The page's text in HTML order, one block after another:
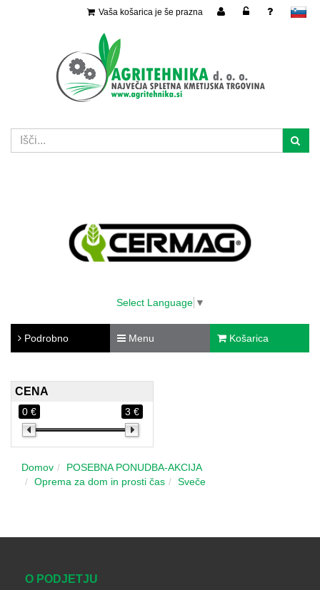
slovensko
Vaša košarica je še prazna
Select Language ▼
Podrobno Menu Košarica
CENA
0 € 3 €
Domov
POSEBNA PONUDBA-AKCIJA
Oprema za dom in prosti čas
Sveče
O PODJETJU